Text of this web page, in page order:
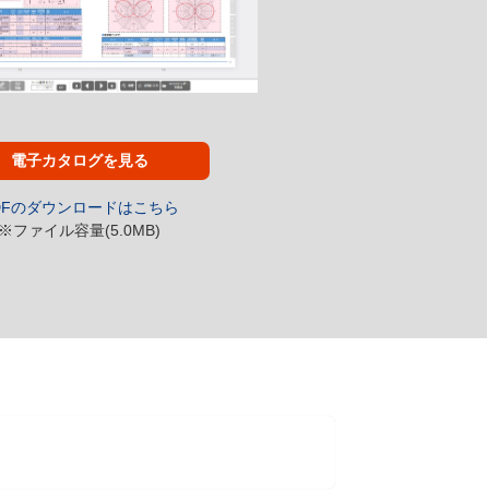
電子カタログを見る
のダウンロードはこちら
※ファイル容量(5.0MB)